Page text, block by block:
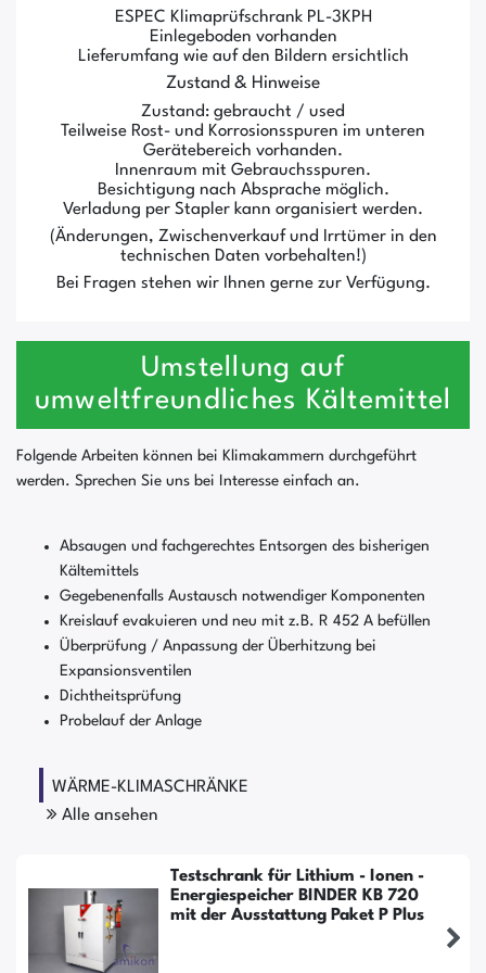
ESPEC Klimaprüfschrank PL-3KPH
Einlegeboden vorhanden
Lieferumfang wie auf den Bildern ersichtlich
Zustand & Hinweise
Zustand: gebraucht / used
Teilweise Rost- und Korrosionsspuren im unteren
Gerätebereich vorhanden.
Innenraum mit Gebrauchsspuren.
Besichtigung nach Absprache möglich.
Verladung per Stapler kann organisiert werden.
(Änderungen, Zwischenverkauf und Irrtümer in den
technischen Daten vorbehalten!)
Bei Fragen stehen wir Ihnen gerne zur Verfügung.
Umstellung auf
umweltfreundliches Kältemittel
Folgende Arbeiten können bei Klimakammern durchgeführt
werden. Sprechen Sie uns bei Interesse einfach an.
Absaugen und fachgerechtes Entsorgen des bisherigen
Kältemittels
Gegebenenfalls Austausch notwendiger Komponenten
Kreislauf evakuieren und neu mit z.B. R 452 A befüllen
Überprüfung / Anpassung der Überhitzung bei
Expansionsventilen
Dichtheitsprüfung
Probelauf der Anlage
WÄRME-KLIMASCHRÄNKE
Alle ansehen
Testschrank für Lithium - Ionen -
Energiespeicher BINDER KB 720
mit der Ausstattung Paket P Plus